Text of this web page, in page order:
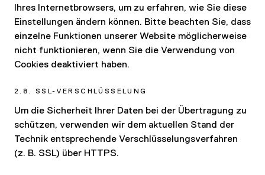
Ihres Internetbrowsers, um zu erfahren, wie Sie diese
Einstellungen ändern können. Bitte beachten Sie, dass
einzelne Funktionen unserer Website möglicherweise
nicht funktionieren, wenn Sie die Verwendung von
Cookies deaktiviert haben.
2.8. SSL-VERSCHLÜSSELUNG
Um die Sicherheit Ihrer Daten bei der Übertragung zu
schützen, verwenden wir dem aktuellen Stand der
Technik entsprechende Verschlüsselungsverfahren
(z. B. SSL) über HTTPS.